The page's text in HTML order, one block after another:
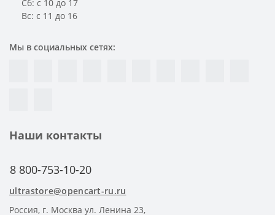
Сб: с 10 до 17
Вс: с 11 до 16
Мы в социальных сетях:
Наши контакты
8 800-753-10-20
ultrastore@opencart-ru.ru
Россия, г. Москва ул. Ленина 23,